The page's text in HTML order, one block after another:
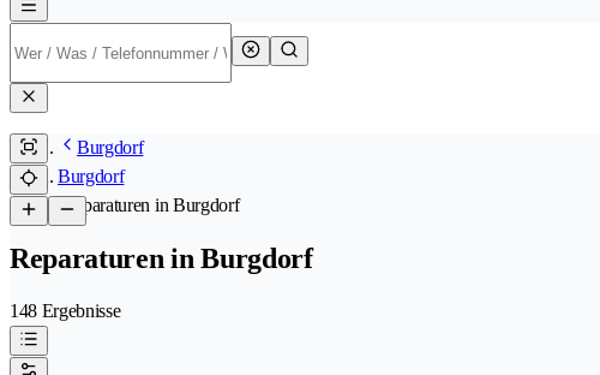
Burgdorf
Burgdorf
/Reparaturen in Burgdorf
Reparaturen in Burgdorf
148 Ergebnisse